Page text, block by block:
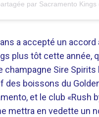
a accepté un accord
plus tôt cette année,
champagne Sire Spirits
des boissons du
et le club «Rush
mettra en vedette un